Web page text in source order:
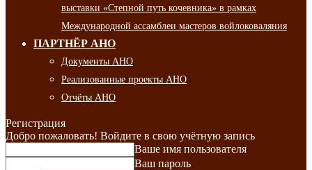
выставки «Степной путь кочевника» в рамках
Международной ассамблеи мастеров войлоковаляния
ПАРТНЁР АНО
Документы АНО
Реализованные проекты АНО
Отчёты АНО
Регистрация
Добро пожаловать! Войдите в свою учётную запись
Ваше имя пользователя
Ваш пароль